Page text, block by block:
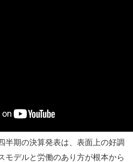
半期の決算発表は、表面上の好調
モデルと労働のあり方が根本から